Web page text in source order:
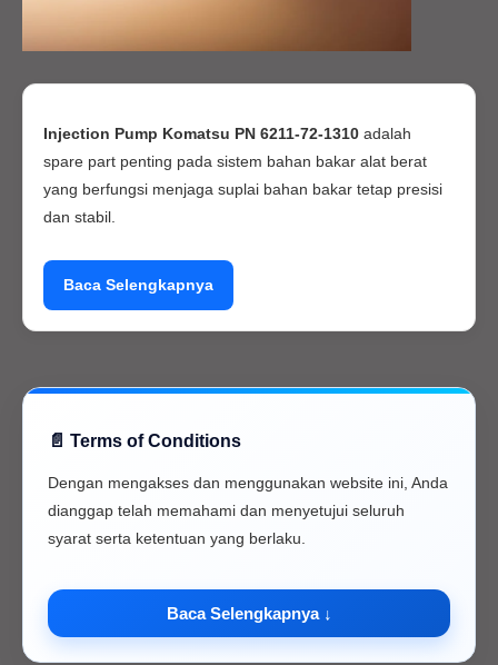
Injection Pump Komatsu PN 6211-72-1310 adalah
spare part penting pada sistem bahan bakar alat berat
yang berfungsi menjaga suplai bahan bakar tetap presisi
dan stabil.
Produk ini cocok untuk kebutuhan
dengan kualitas
Original, OEM, maupun Replacement
Sangat direkomendasikan untuk menjaga performa mesin
Presisi tinggi dan tahan lama
Membantu performa mesin tetap maksimal
Cocok untuk proyek, tambang, perkebunan, dan
Pastikan
Anda sebelum melakukan pembelian. Jika perlu bantuan,
📄 Terms of Conditions
Dengan mengakses dan menggunakan website ini, Anda
dianggap telah memahami dan menyetujui seluruh
syarat serta ketentuan yang berlaku.
Baca Selengkapnya ↓